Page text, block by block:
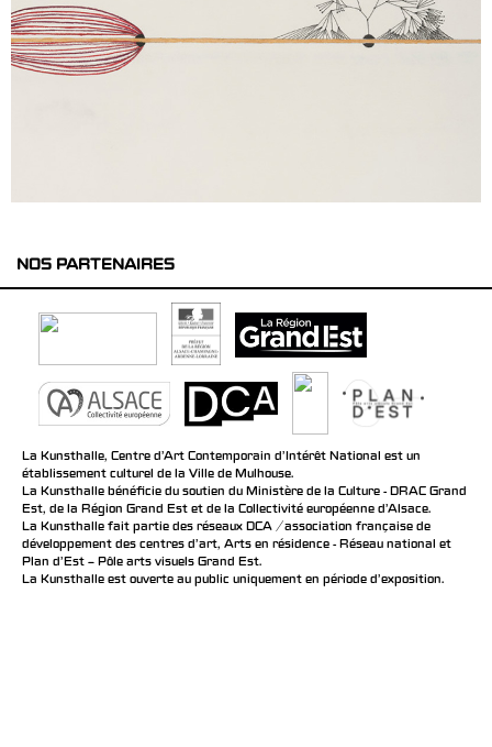
NOS PARTENAIRES
La Kunsthalle, Centre d’Art Contemporain d’Intérêt National est un
établissement culturel de la Ville de Mulhouse.
La Kunsthalle bénéficie du soutien du Ministère de la Culture - DRAC Grand
Est, de la Région Grand Est et de la Collectivité européenne d’Alsace.
La Kunsthalle fait partie des réseaux DCA / association française de
développement des centres d'art, Arts en résidence - Réseau national et
Plan d’Est – Pôle arts visuels Grand Est.
La Kunsthalle est ouverte au public uniquement en période d'exposition.